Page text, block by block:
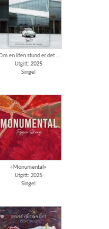
«Om en liten stund er det morgen»
Utgitt: 2025
Singel
«Monumental»
Utgitt: 2025
Singel